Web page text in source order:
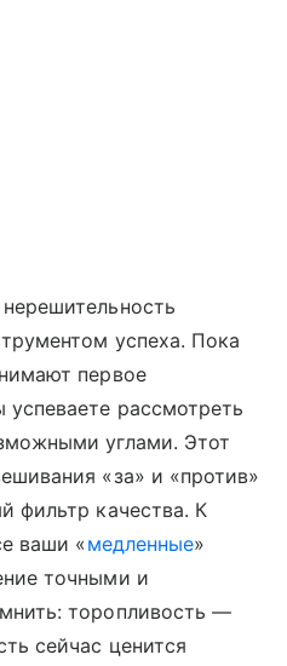
успеха. Пока
первое
рассмотреть
углами. Этот
«за» и «против»
фильтр качества. К
ваши «медленные»
точными и
торопливость —
сейчас ценится